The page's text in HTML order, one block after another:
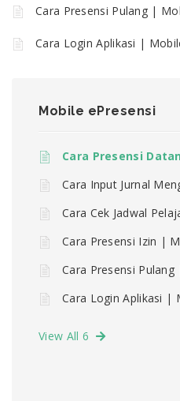
Cara Presensi Pulang |
Cara Login Aplikasi |
Mobile ePresensi
Cara Presensi
Cara Input Jurnal
Cara Cek Jadwal
Cara Presensi Izin |
Cara Presensi
Cara Login Aplikasi |
View All 6